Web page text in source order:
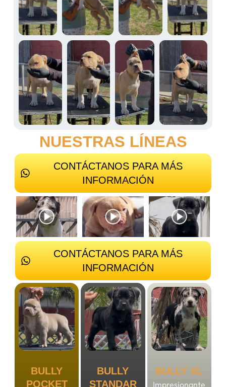
NUESTRAS LÍNEAS
CONTÁCTANOS PARA MÁS
INFORMACIÓN
CONTÁCTANOS PARA MÁS
INFORMACIÓN
BULLY
POCKET
BULLY
STANDAR
BULLY XL
Impresionante